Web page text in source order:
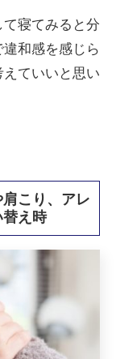
寝てみると分
和感を感じら
ていいと思い
こり、アレ
え時